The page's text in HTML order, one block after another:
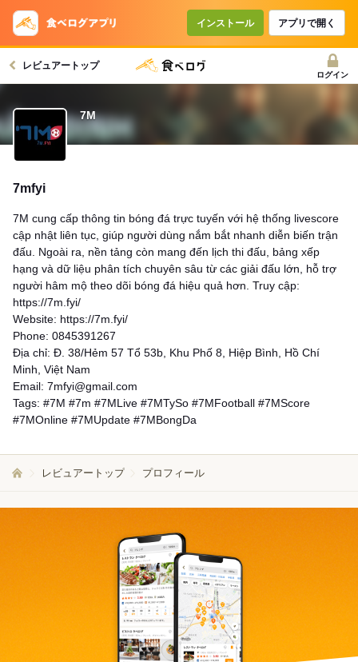
インストール アプリで開く
レビュアートップ
ログイン
7M
7mfyi
7M cung cấp thông tin bóng đá trực tuyến với hệ thống livescore
cập nhật liên tục, giúp người dùng nắm bắt nhanh diễn biến trận
đấu. Ngoài ra, nền tảng còn mang đến lịch thi đấu, bảng xếp
hạng và dữ liệu phân tích chuyên sâu từ các giải đấu lớn, hỗ trợ
người hâm mộ theo dõi bóng đá hiệu quả hơn. Truy cập:
https://7m.fyi/
Website: https://7m.fyi/
Phone: 0845391267
Địa chỉ: Đ. 38/Hẻm 57 Tổ 53b, Khu Phố 8, Hiệp Bình, Hồ Chí
Minh, Việt Nam
Email: 7mfyi@gmail.com
Tags: #7M #7m #7MLive #7MTySo #7MFootball #7MScore
#7MOnline #7MUpdate #7MBongDa
レビュアートップ プロフィール